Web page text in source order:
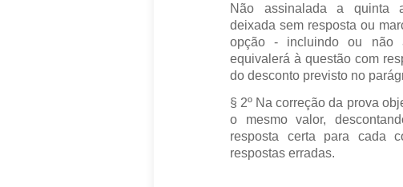
Não assinalada a quinta
deixada sem resposta ou
opção - incluindo ou não
equivalerá à questão com
do desconto previsto no
§ 2º Na correção da prova
o mesmo valor,
resposta certa para cada
respostas erradas.